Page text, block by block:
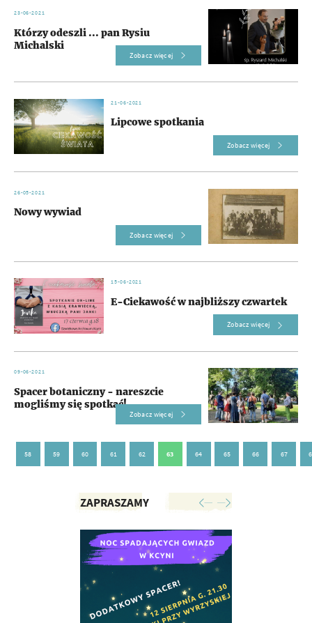
23-06-2021
Którzy odeszli ... pan Rysiu
Michalski
Zobacz więcej
21-06-2021
Lipcowe spotkania
Zobacz więcej
26-05-2021
Nowy wywiad
Zobacz więcej
15-06-2021
E-Ciekawość w najbliższy czwartek
Zobacz więcej
09-06-2021
Spacer botaniczny - nareszcie
mogliśmy się spotkać!
Zobacz więcej
58 59 60 61 62 63 64 65 66 67
ZAPRASZAMY